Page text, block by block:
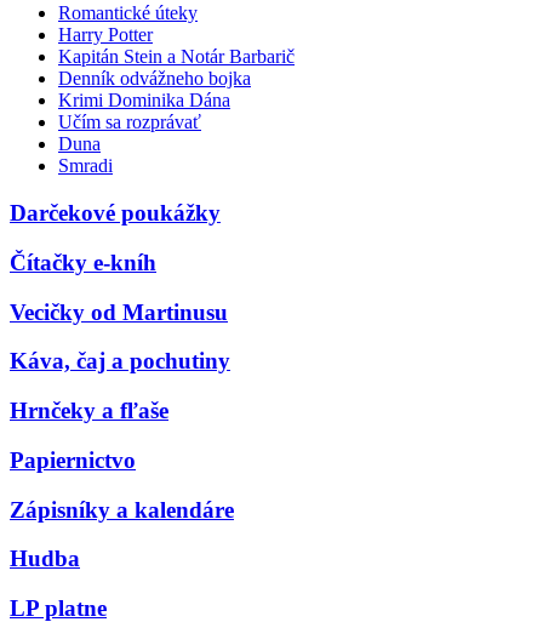
Romantické úteky
Harry Potter
Kapitán Stein a Notár Barbarič
Denník odvážneho bojka
Krimi Dominika Dána
Učím sa rozprávať
Duna
Smradi
Darčekové poukážky
Čítačky e-kníh
Vecičky od Martinusu
Káva, čaj a pochutiny
Hrnčeky a fľaše
Papiernictvo
Zápisníky a kalendáre
Hudba
LP platne